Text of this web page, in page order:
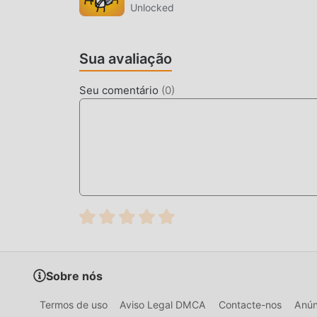
gratuita do mod Infectonator versão1.7.011 no
jogos mod populares esperando por você. O
Unlocked
Sua avaliação
Seu comentário (0)
Sobre nós
Termos de uso Aviso Legal DMCA Contacte-nos